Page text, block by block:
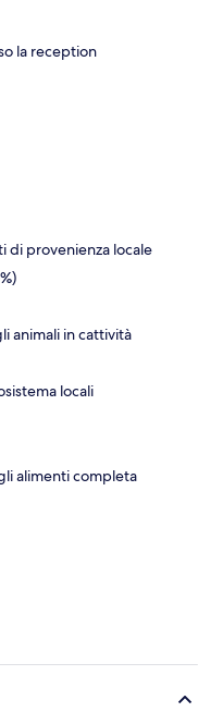
la reception
di provenienza locale
animali in cattività
locali
alimenti completa